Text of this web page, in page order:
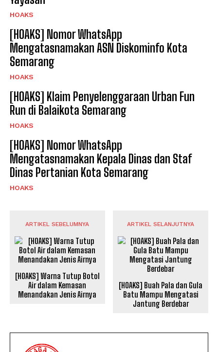
HOAKS
[HOAKS] Nomor WhatsApp
Mengatasnamakan ASN Diskominfo Kota
Semarang
HOAKS
[HOAKS] Klaim Penyelenggaraan Urban Fun
Run di Balaikota Semarang
HOAKS
[HOAKS] Nomor WhatsApp
Mengatasnamakan Kepala Dinas dan Staf
Dinas Pertanian Kota Semarang
HOAKS
ARTIKEL SEBELUMNYA
[HOAKS] Warna Tutup Botol
Air dalam Kemasan
Menandakan Jenis Airnya
ARTIKEL SELANJUTNYA
[HOAKS] Buah Pala dan Gula
Batu Mampu Mengatasi
Jantung Berdebar